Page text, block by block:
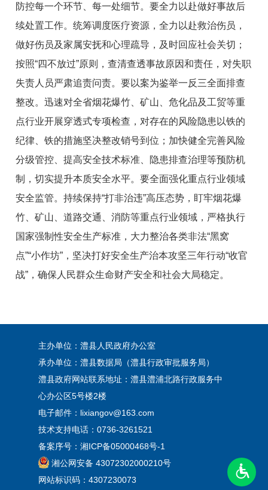
防控每一个环节、每一处细节。要全力以赴做好事故后
续处置工作。统筹调度医疗资源，全力以赴救治伤员，
做好伤员及家属安抚和心理疏导，及时回应社会关切；
按照“四不放过”原则，查清查透事故原因和责任，对失职
失责人员严肃追责问责。要以案为鉴举一反三全面排查
整改。迅速对全省烟花爆竹、矿山、危化品及工贸等重
点行业开展穿透式专项检查，对存在的风险隐患以铁的
纪律、铁的措施坚决整改销号到位；加快健全完善风险
分级管控、提高安全技术标准、隐患排查治理等预防机
制，切实提升本质安全水平。要全面强化重点行业领域
安全监管。持续保持“打非治违”高压态势，盯牢烟花爆
竹、矿山、道路交通、消防等重点行业领域，严格执行
国家强制性安全生产标准，大力整治各类非法“黑窝
点”“小作坊”，坚决打好安全生产治本攻坚三年行动“收官
战”，确保人民群众生命财产安全和社会大局稳定。
主办单位：澧县人民政府办公室
承办单位：澧县数据局（澧县行政审批服务局）
澧县政府网站联系地址：澧县澧浦北路行政服务中
心办公区5号楼2楼
电子邮件：lixiangov@163.com
技术支持电话：0736-3261521
备案序号： 湘ICP备05000468号-1
湘公网安备 43072302000210号
网站标识码：4307230073